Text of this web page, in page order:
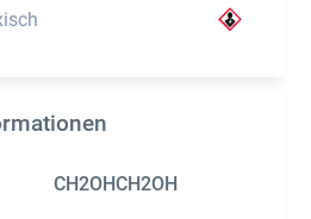
CH2OHCH2OH